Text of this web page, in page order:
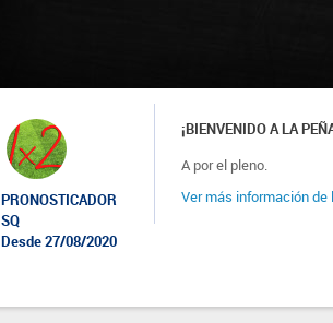
PRONOSTICADOR
SQ
Desde 27/08/2020
¡BIENVENIDO A LA
A por el pleno.
Ver más información de